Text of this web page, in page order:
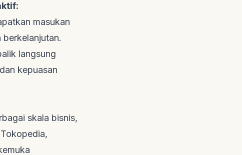
masukan
langsung
kepuasan
skala bisnis,